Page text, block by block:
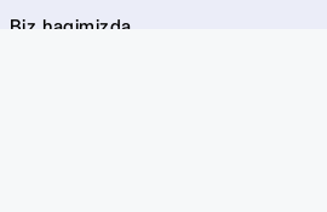
Biz haqimizda